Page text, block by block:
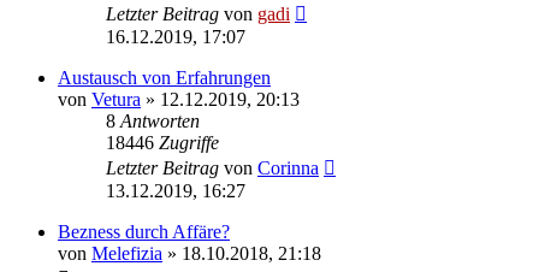
Letzter Beitrag von gadi
16.12.2019, 17:07
Austausch von Erfahrungen
von Vetura » 12.12.2019, 20:13
8 Antworten
18446 Zugriffe
Letzter Beitrag von Corinna
13.12.2019, 16:27
Bezness durch Affäre?
von Melefizia » 18.10.2018, 21:18